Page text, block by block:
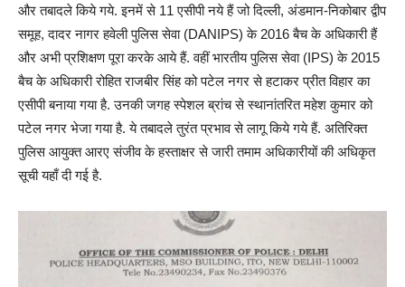
और तबादले किये गये. इनमें से 11 एसीपी नये हैं जो दिल्ली, अंडमान-निकोबार द्वीप
समूह, दादर नागर हवेली पुलिस सेवा (DANIPS) के 2016 बैच के अधिकारी हैं
और अभी प्रशिक्षण पूरा करके आये हैं. वहीं भारतीय पुलिस सेवा (IPS) के 2015
बैच के अधिकारी रोहित राजबीर सिंह को पटेल नगर से हटाकर प्रीत विहार का
एसीपी बनाया गया है. उनकी जगह स्पेशल ब्रांच से स्थानांतरित महेश कुमार को
पटेल नगर भेजा गया है. ये तबादले तुरंत प्रभाव से लागू किये गये हैं. अतिरिक्त
पुलिस आयुक्त आरए संजीव के हस्ताक्षर से जारी तमाम अधिकारीयों की अधिकृत
सूची यहाँ दी गई है.